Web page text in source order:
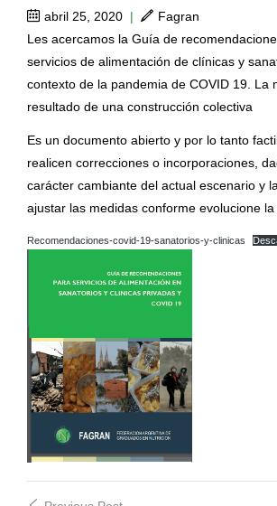
abril 25, 2020 |
Fagran
Les acercamos la Guía de
servicios de alimentación de clínicas y
contexto de la pandemia de COVID 19. La
resultado de una construcción colectiva
Es un documento abierto y por lo tanto
realicen correcciones o incorporaciones,
carácter cambiante del actual escenario y
ajustar las medidas conforme evolucione la
Recomendaciones-covid-19-sanatorios-y-clinicas